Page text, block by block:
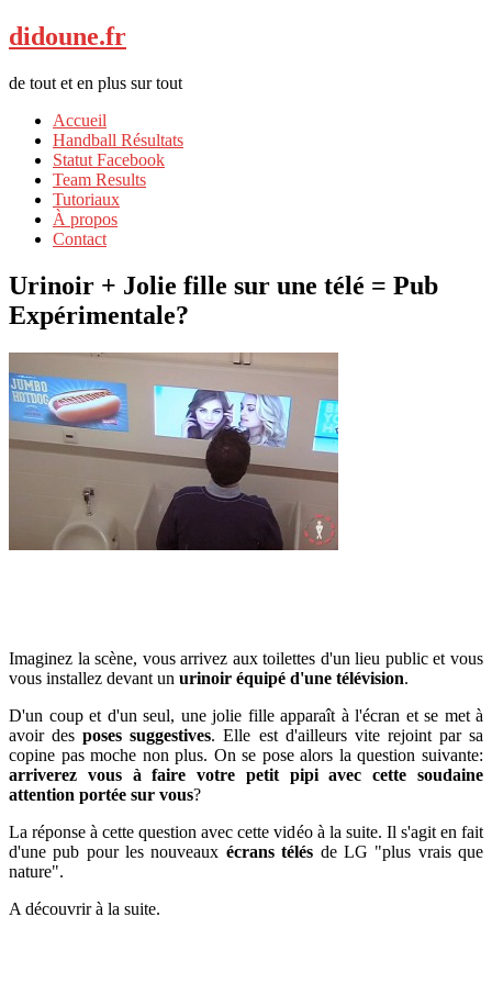
didoune.fr
de tout et en plus sur tout
Accueil
Handball Résultats
Statut Facebook
Team Results
Tutoriaux
À propos
Contact
Urinoir + Jolie fille sur une télé = Pub
Expérimentale?
Imaginez la scène, vous arrivez aux toilettes d'un lieu public et vous
vous installez devant un urinoir équipé d'une télévision.
D'un coup et d'un seul, une jolie fille apparaît à l'écran et se met à
avoir des poses suggestives. Elle est d'ailleurs vite rejoint par sa
copine pas moche non plus. On se pose alors la question suivante:
arriverez vous à faire votre petit pipi avec cette soudaine
attention portée sur vous?
La réponse à cette question avec cette vidéo à la suite. Il s'agit en fait
d'une pub pour les nouveaux écrans télés de LG "plus vrais que
nature".
A découvrir à la suite.